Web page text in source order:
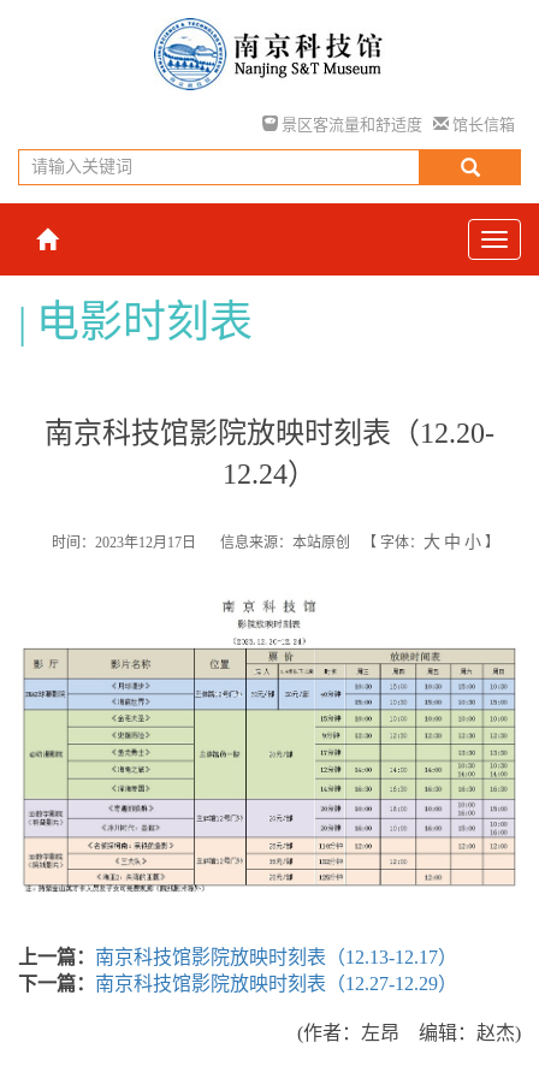
景区客流量和舒适度 馆长信箱
电影时刻表
南京科技馆影院放映时刻表（12.20-
12.24）
时间：2023年12月17日 信息来源：本站原创 【 字体： 大 中 小 】
上一篇： 南京科技馆影院放映时刻表（12.13-12.17）
下一篇： 南京科技馆影院放映时刻表（12.27-12.29）
(作者：左昂 编辑：赵杰)